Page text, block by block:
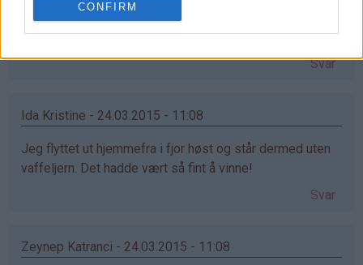
CONFIRM
Har verdens snilleste mamma, som ønsker seg akkurat
dette jernet. Skal gi det til henne om jeg vinner
Svar
Ida Kristine - 24.03.2015 - 11:08
Jeg flyttet ut hjemmefra i fjor høst og står dermed uten
vaffeljern. Det hadde vært så fint å vinne!
Svar
Zeynep Katranci - 24.03.2015 - 11:08